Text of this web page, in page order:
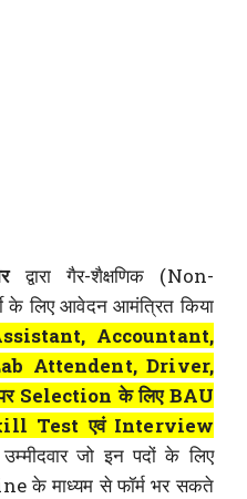
द्वारा गैर-शैक्षणिक (Non-
के लिए आवेदन आमंत्रित किया
Accountant,
Attendent, Driver,
Selection के लिए BAU
Test एवं Interview
जो इन पदों के लिए
के माध्यम से फॉर्म भर सकते